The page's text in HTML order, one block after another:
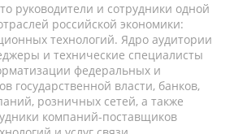
руководители и сотрудники одной
российской экономики:
технологий. Ядро аудитории
и технические специалисты
федеральных и
государственной власти, банков,
розничных сетей, а также
компаний-поставщиков